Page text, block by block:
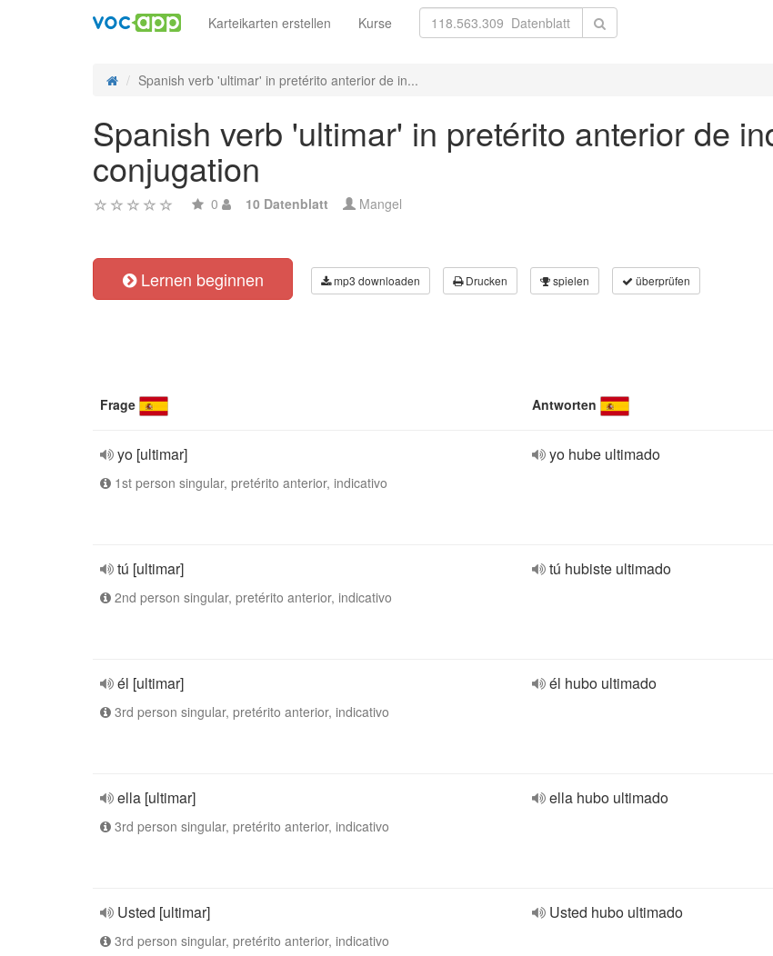
Karteikarten erstellen Kurse
Spanish verb 'ultimar' in pretérito anterior de in...
Spanish verb 'ultimar' in pretérito anterior de
conjugation
0 10 Datenblatt Mangel
Lernen beginnen mp3 downloaden Drucken spielen überprüfen
Frage Antworten
yo [ultimar]
1st person singular, pretérito anterior, indicativo
yo hube ultimado
tú [ultimar]
2nd person singular, pretérito anterior, indicativo
tú hubiste ultimado
él [ultimar]
3rd person singular, pretérito anterior, indicativo
él hubo ultimado
ella [ultimar]
3rd person singular, pretérito anterior, indicativo
ella hubo ultimado
Usted [ultimar]
3rd person singular, pretérito anterior, indicativo
Usted hubo ultimado